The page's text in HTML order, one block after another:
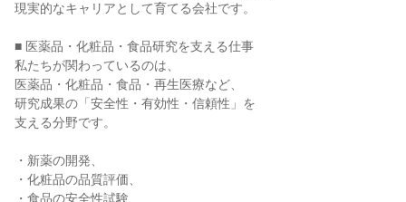
現実的なキャリアとして育てる会社です。
■ 医薬品・化粧品・食品研究を支える仕事
私たちが関わっているのは、
医薬品・化粧品・食品・再生医療など、
研究成果の「安全性・有効性・信頼性」を
支える分野です。
・新薬の開発、
・化粧品の品質評価、
・食品の安全性試験